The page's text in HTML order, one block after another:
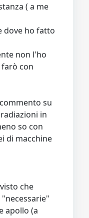
( a me
dove ho fatto
non l'ho
con
su
in
so con
di macchine
che
apollo (a